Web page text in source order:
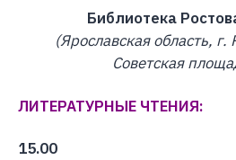
Библиотека
(Ярославская область, г.
Советская
ЛИТЕРАТУРНЫЕ ЧТЕНИЯ:
15.00